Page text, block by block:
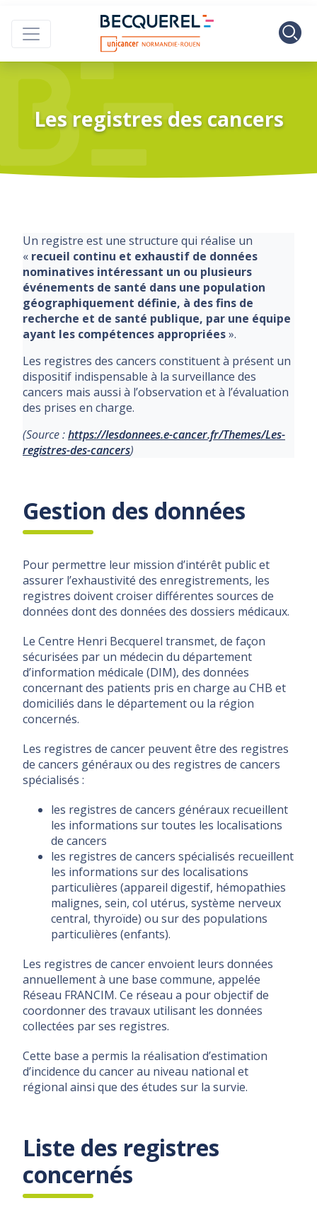
Skip to main content
Centre Henri
Les registres des cancers
Un registre est une structure qui réalise un
« recueil continu et exhaustif de données
nominatives intéressant un ou plusieurs
événements de santé dans une population
géographiquement définie, à des fins de
recherche et de santé publique, par une équipe
ayant les compétences appropriées».
Les registres des cancers constituent à présent un
dispositif indispensable à la surveillance des
cancers mais aussi à l’observation et à l’évaluation
des prises en charge.
(Source :https://lesdonnees.e-cancer.fr/Themes/Les-
registres-des-cancers)
Gestion des données
Pour permettre leur mission d’intérêt public et
assurer l’exhaustivité des enregistrements, les
registres doivent croiser différentes sources de
données dont des données des dossiers médicaux.
Le Centre Henri Becquerel transmet, de façon
sécurisées par un médecin du département
d’information médicale (DIM), des données
concernant des patients pris en charge au CHB et
domiciliés dans le département ou la région
concernés.
Les registres de cancer peuvent être des registres
de cancers généraux ou des registres de cancers
spécialisés :
les registres de cancers généraux recueillent
les informations sur toutes les localisations
de cancers
les registres de cancers spécialisés recueillent
les informations sur des localisations
particulières (appareil digestif, hémopathies
malignes, sein, col utérus, système nerveux
central, thyroïde) ou sur des populations
particulières (enfants).
Les registres de cancer envoient leurs données
annuellement à une base commune, appelée
Réseau FRANCIM. Ce réseau a pour objectif de
coordonner des travaux utilisant les données
collectées par ses registres.
Cette base a permis la réalisation d’estimation
d’incidence du cancer au niveau national et
régional ainsi que des études sur la survie.
Liste des registres
concernés